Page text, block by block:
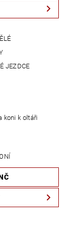
JEZDCE
koni k oltáři